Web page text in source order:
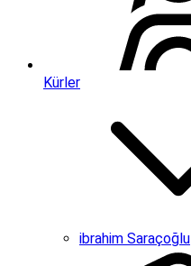
Kürler
ibrahim Saraçoğlu